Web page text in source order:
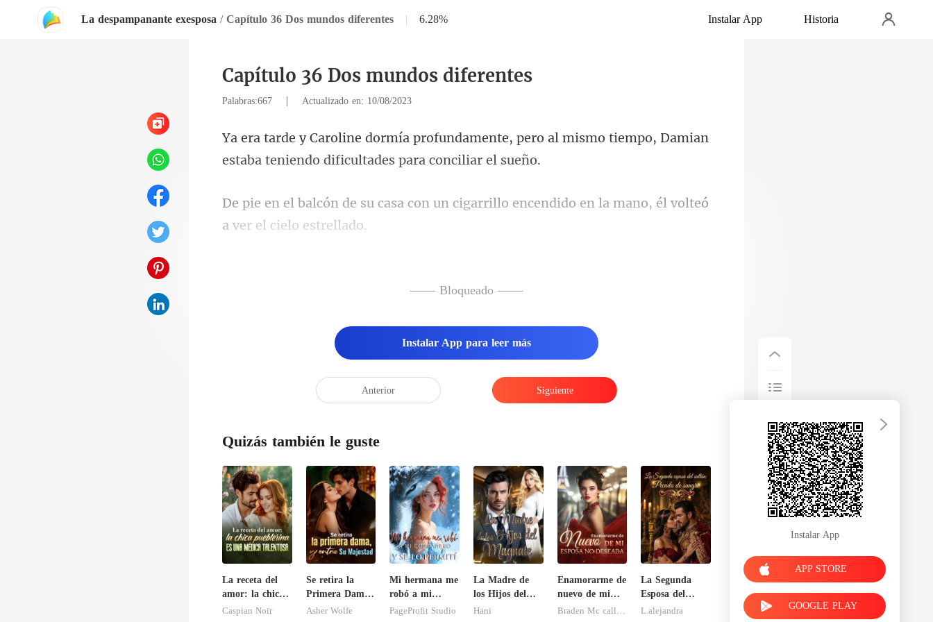
La despampanante exesposa / Capítulo 36 Dos mundos diferentes | 6.28% Instalar App Historia
Capítulo 36 Dos mundos diferentes
Palabras:667 | Actualizado en: 10/08/2023
e, pero al mismo tiempo, Damian
estaba teni
n cigarrillo encendido en la mano, é
—— Bloqueado ——
Instalar App para leer más
Anterior Siguiente
Quizás también le guste
La receta del
amor: la chica
pueblerina es
Caspian Noir
Se retira la
Primera Dama,
y entra Su
Asher Wolfe
Mi hermana me
robó a mi
compañero y se
PageProfit Studio
La Madre de
los Hijos del
Magnate
Hani
Enamorarme de
nuevo de mi
esposa no
La Segunda
Esposa del
Sultán: Pecado
L.alejandra
Instalar App
APP STORE
GOOGLE PLAY